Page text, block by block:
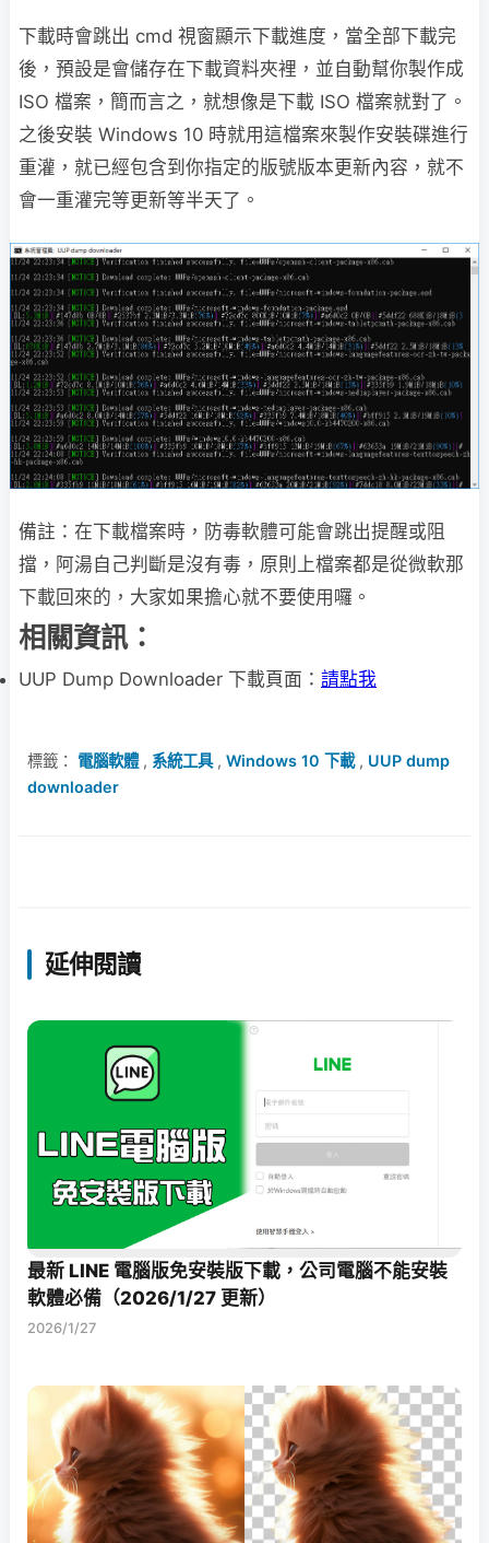
下載時會跳出 cmd 視窗顯示下載進度，當全部下載完
後，預設是會儲存在下載資料夾裡，並自動幫你製作成
ISO 檔案，簡而言之，就想像是下載 ISO 檔案就對了。
之後安裝 Windows 10 時就用這檔案來製作安裝碟進行
重灌，就已經包含到你指定的版號版本更新內容，就不
會一重灌完等更新等半天了。
備註：在下載檔案時，防毒軟體可能會跳出提醒或阻
擋，阿湯自己判斷是沒有毒，原則上檔案都是從微軟那
下載回來的，大家如果擔心就不要使用囉。
相關資訊：
UUP Dump Downloader 下載頁面： 請點我
標籤： 電腦軟體, 系統工具, Windows 10 下載, UUP dump
downloader
延伸閱讀
最新 LINE 電腦版免安裝版下載，公司電腦不能安裝
軟體必備（2026/1/27 更新）
2026/1/27